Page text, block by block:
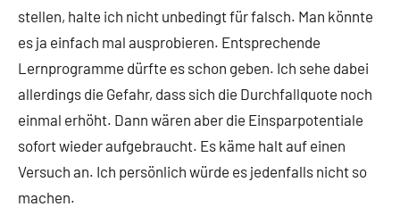
stellen, halte ich nicht unbedingt für falsch. Man könnte
es ja einfach mal ausprobieren. Entsprechende
Lernprogramme dürfte es schon geben. Ich sehe dabei
allerdings die Gefahr, dass sich die Durchfallquote noch
einmal erhöht. Dann wären aber die Einsparpotentiale
sofort wieder aufgebraucht. Es käme halt auf einen
Versuch an. Ich persönlich würde es jedenfalls nicht so
machen.